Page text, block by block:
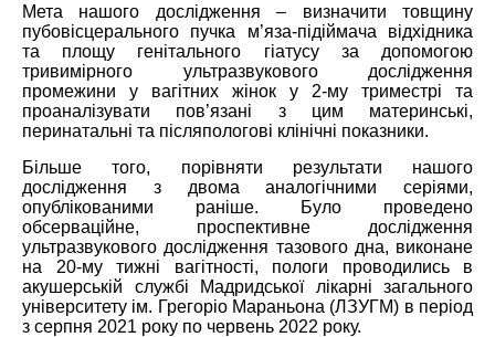
Мета нашого дослідження – визначити товщину
пубовісцерального пучка м’яза-підіймача відхідника
та площу генітального гіатусу за допомогою
тривимірного ультразвукового дослідження
промежини у вагітних жінок у 2-му триместрі та
проаналізувати пов’язані з цим материнські,
перинатальні та післяпологові клінічні показники.
Більше того, порівняти результати нашого
дослідження з двома аналогічними серіями,
опублікованими раніше. Було проведено
обсерваційне, проспективне дослідження
ультразвукового дослідження тазового дна, виконане
на 20-му тижні вагітності, пологи проводились в
акушерській службі Мадридської лікарні загального
університету ім. Грегоріо Мараньона (ЛЗУГМ) в період
з серпня 2021 року по червень 2022 року.